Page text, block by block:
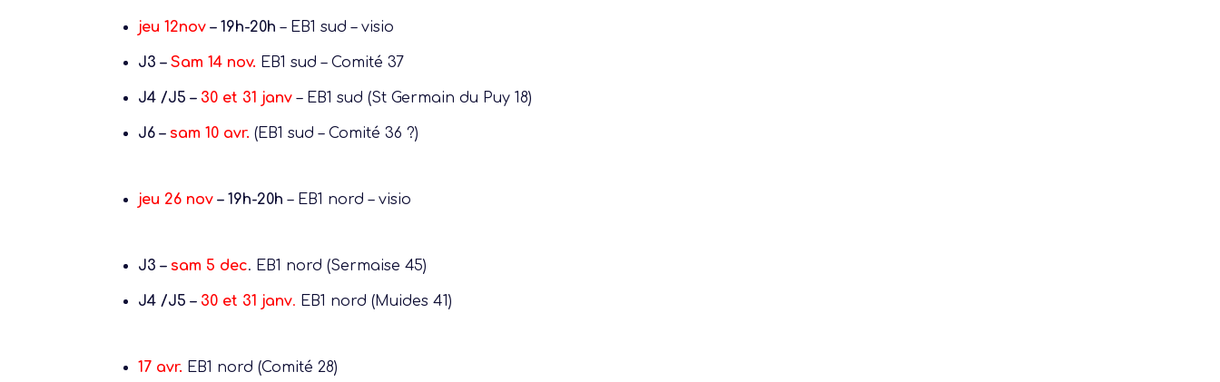
jeu 12nov – 19h-20h – EB1 sud –visio
J3 – Sam 14 nov. EB1 sud –Comité 37
J4 /J5 – 30 et 31 janv – EB1 sud (St Germain du Puy 18)
J6 – sam 10 avr. (EB1 sud– Comité 36 ?)
jeu 26 nov – 19h-20h – EB1 nord – visio
J3 – sam 5 dec. EB1 nord (Sermaise 45)
J4 /J5 – 30 et 31 janv. EB1 nord (Muides 41)
17 avr. EB1 nord (Comité 28)